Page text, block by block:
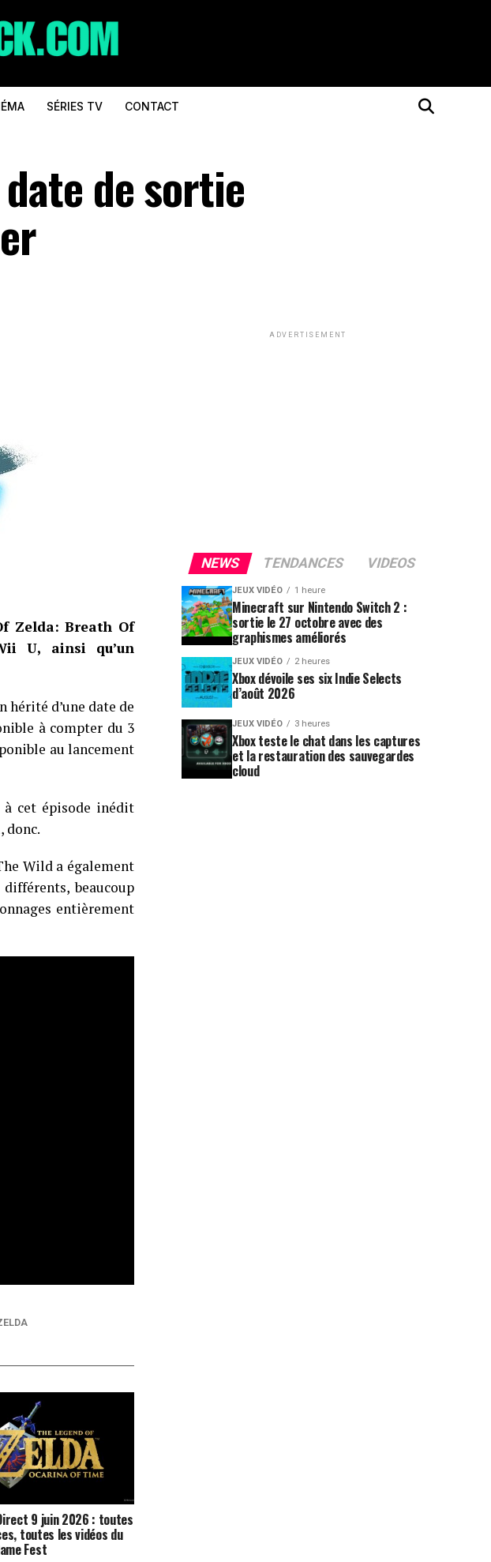
SÉRIES TV CONTACT
de sortie
Zelda: Breath Of
U, ainsi qu’un
hérité d’une date de
à compter du 3
au lancement
cet épisode inédit
donc.
Wild a également
beaucoup
entièrement
9 juin 2026 : toutes
toutes les vidéos du
Fest
ADVERTISEMENT
NEWS TENDANCES VIDEOS
JEUX VIDÉO 1 heure
Minecraft sur Nintendo Switch 2 :
sortie le 27 octobre avec des
graphismes améliorés
JEUX VIDÉO 2 heures
Xbox dévoile ses six Indie Selects
d’août 2026
JEUX VIDÉO 3 heures
Xbox teste le chat dans les captures
et la restauration des sauvegardes
cloud